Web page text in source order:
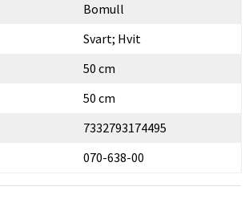
Bomull
Svart; Hvit
50 cm
50 cm
7332793174495
070-638-00